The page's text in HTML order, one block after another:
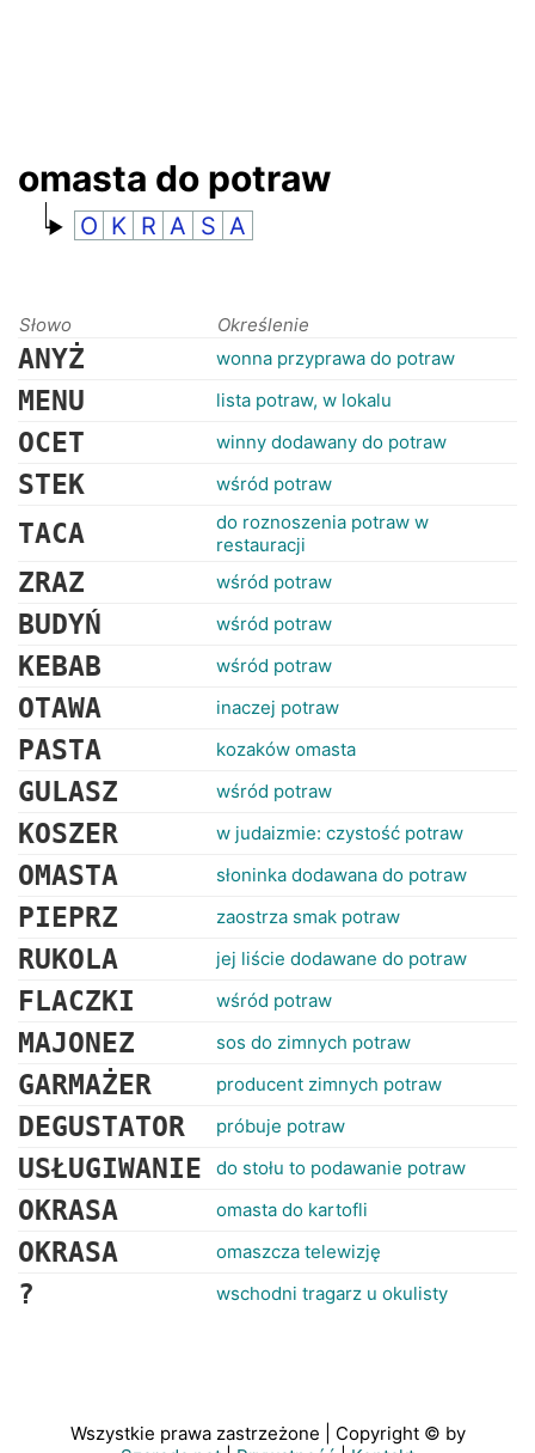
omasta do potraw
O K R A S A
Słowo Określenie
ANYŻ wonna przyprawa do potraw
MENU lista potraw, w lokalu
OCET winny dodawany do potraw
STEK wśród potraw
TACA
do roznoszenia potraw w
restauracji
ZRAZ wśród potraw
BUDYŃ wśród potraw
KEBAB wśród potraw
OTAWA inaczej potraw
PASTA kozaków omasta
GULASZ wśród potraw
KOSZER w judaizmie: czystość potraw
OMASTA słoninka dodawana do potraw
PIEPRZ zaostrza smak potraw
RUKOLA jej liście dodawane do potraw
FLACZKI wśród potraw
MAJONEZ sos do zimnych potraw
GARMAŻER producent zimnych potraw
DEGUSTATOR próbuje potraw
USŁUGIWANIE do stołu to podawanie potraw
OKRASA omasta do kartofli
OKRASA omaszcza telewizję
? wschodni tragarz u okulisty
Wszystkie prawa zastrzeżone | Copyright © by